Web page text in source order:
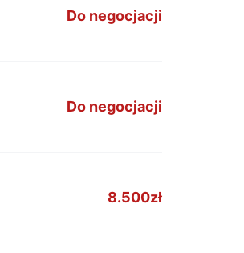
Do negocjacji
Do negocjacji
8.500zł